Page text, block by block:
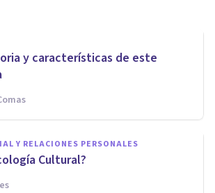
y características de este
Y RELACIONES PERSONALES
Cultural?
biografía de este
antropólogo